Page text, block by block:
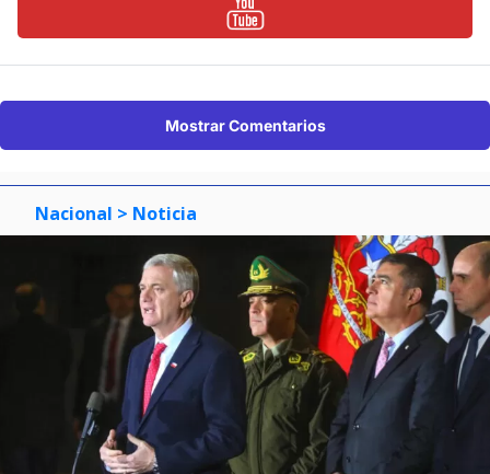
Mostrar Comentarios
Nacional > Noticia